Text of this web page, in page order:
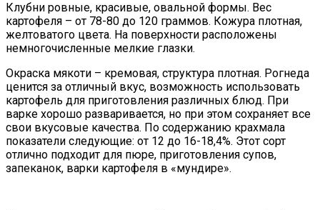
Клубни ровные, красивые, овальной формы. Вес
картофеля – от 78-80 до 120 граммов. Кожура плотная,
желтоватого цвета. На поверхности расположены
немногочисленные мелкие глазки.
Окраска мякоти – кремовая, структура плотная. Рогнеда
ценится за отличный вкус, возможность использовать
картофель для приготовления различных блюд. При
варке хорошо разваривается, но при этом сохраняет все
свои вкусовые качества. По содержанию крахмала
показатели следующие: от 12 до 16-18,4%. Этот сорт
отлично подходит для пюре, приготовления супов,
запеканок, варки картофеля в «мундире».